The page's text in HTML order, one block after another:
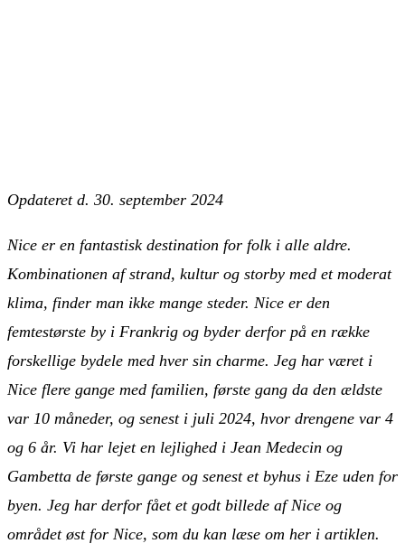
Opdateret d. 30. september 2024
Nice er en fantastisk destination for folk i alle aldre.
Kombinationen af strand, kultur og storby med et moderat
klima, finder man ikke mange steder. Nice er den
femtestørste by i Frankrig og byder derfor på en række
forskellige bydele med hver sin charme. Jeg har været i
Nice flere gange med familien, første gang da den ældste
var 10 måneder, og senest i juli 2024, hvor drengene var 4
og 6 år. Vi har lejet en lejlighed i Jean Medecin og
Gambetta de første gange og senest et byhus i Eze uden for
byen. Jeg har derfor fået et godt billede af Nice og
området øst for Nice, som du kan læse om her i artiklen.